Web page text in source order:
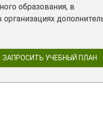
образования, в
ЗАПРОСИТЬ УЧЕБНЫЙ ПЛАН